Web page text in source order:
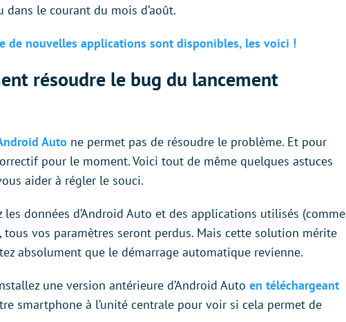
le courant du mois d’août.
de nouvelles applications sont disponibles, les voici !
résoudre le bug du lancement
Auto ne permet pas de résoudre le problème. Et pour
pour le moment. Voici tout de même quelques astuces
aider à régler le souci.
les données d’Android Auto et des applications utilisés (comme
tous vos paramètres seront perdus. Mais cette solution mérite
absolument que le démarrage automatique revienne.
une version antérieure d’Android Auto en téléchargeant
smartphone à l’unité centrale pour voir si cela permet de